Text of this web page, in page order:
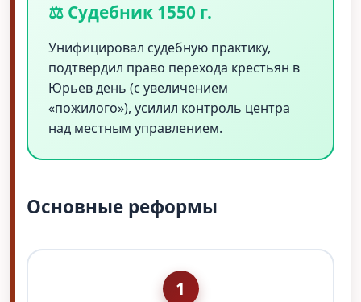
⚖️ Судебник 1550 г.
Унифицировал судебную практику,
подтвердил право перехода крестьян в
Юрьев день (с увеличением
«пожилого»), усилил контроль центра
над местным управлением.
Основные реформы
1